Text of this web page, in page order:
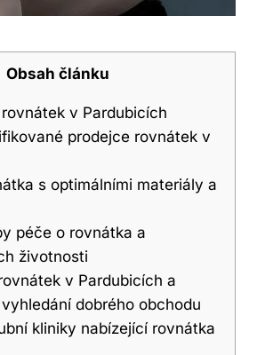
Obsah článku
v Pardubicích
prodejce rovnátek v
s optimálními materiály a
péče o rovnátka a
životnosti
v Pardubicích a
dobrého obchodu
kliniky nabízející rovnátka